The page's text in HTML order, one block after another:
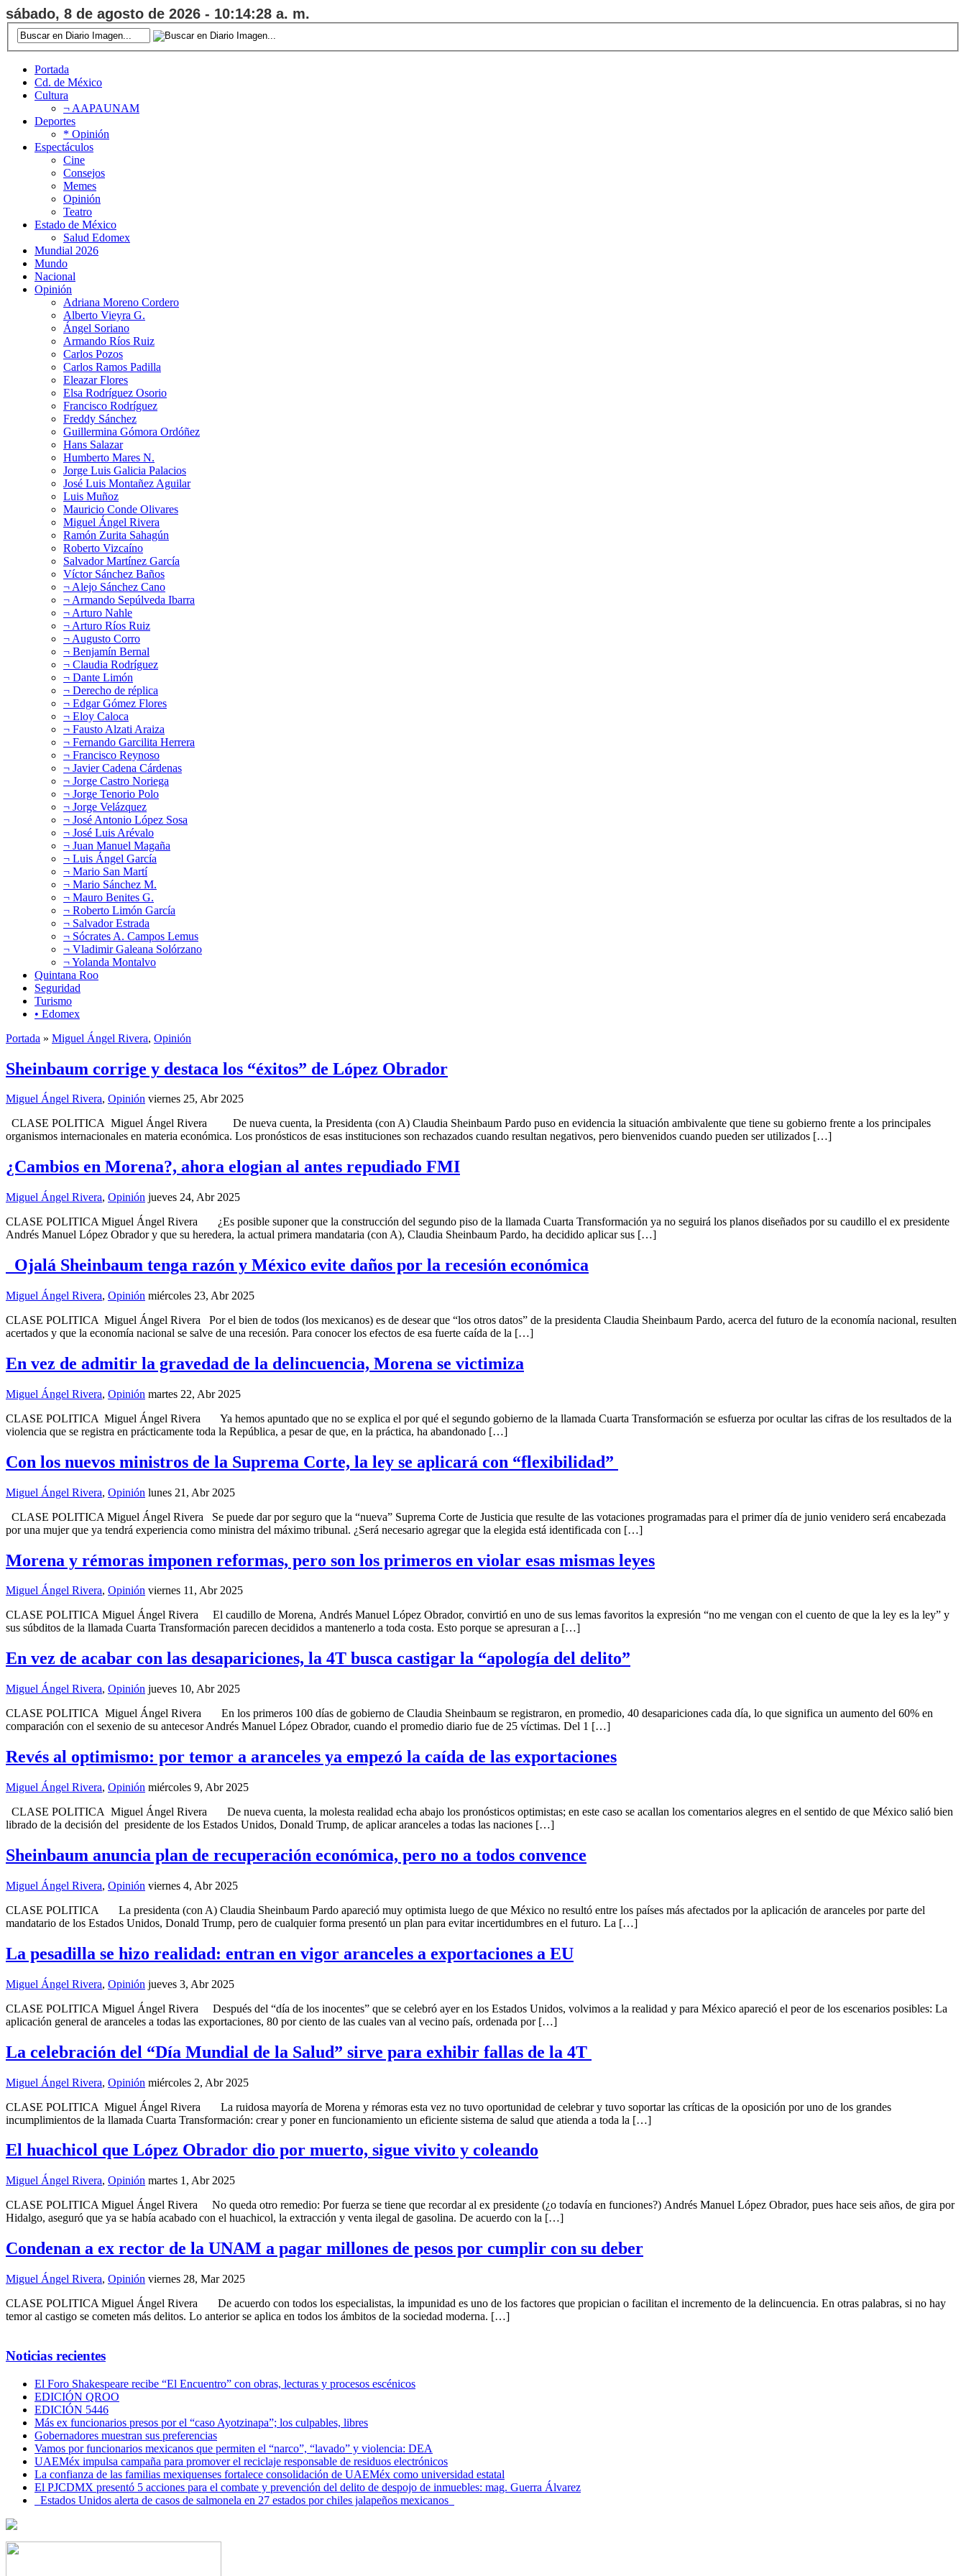
sábado, 8 de agosto de 2026 - 10:14:28 a. m.
Portada
Cd. de México
Cultura
¬ AAPAUNAM
Deportes
* Opinión
Espectáculos
Cine
Consejos
Memes
Opinión
Teatro
Estado de México
Salud Edomex
Mundial 2026
Mundo
Nacional
Opinión
Adriana Moreno Cordero
Alberto Vieyra G.
Ángel Soriano
Armando Ríos Ruiz
Carlos Pozos
Carlos Ramos Padilla
Eleazar Flores
Elsa Rodríguez Osorio
Francisco Rodríguez
Freddy Sánchez
Guillermina Gómora Ordóñez
Hans Salazar
Humberto Mares N.
Jorge Luis Galicia Palacios
José Luis Montañez Aguilar
Luis Muñoz
Mauricio Conde Olivares
Miguel Ángel Rivera
Ramón Zurita Sahagún
Roberto Vizcaíno
Salvador Martínez García
Víctor Sánchez Baños
¬ Alejo Sánchez Cano
¬ Armando Sepúlveda Ibarra
¬ Arturo Nahle
¬ Arturo Ríos Ruiz
¬ Augusto Corro
¬ Benjamín Bernal
¬ Claudia Rodríguez
¬ Dante Limón
¬ Derecho de réplica
¬ Edgar Gómez Flores
¬ Eloy Caloca
¬ Fausto Alzati Araiza
¬ Fernando Garcilita Herrera
¬ Francisco Reynoso
¬ Javier Cadena Cárdenas
¬ Jorge Castro Noriega
¬ Jorge Tenorio Polo
¬ Jorge Velázquez
¬ José Antonio López Sosa
¬ José Luis Arévalo
¬ Juan Manuel Magaña
¬ Luis Ángel García
¬ Mario San Martí
¬ Mario Sánchez M.
¬ Mauro Benites G.
¬ Roberto Limón García
¬ Salvador Estrada
¬ Sócrates A. Campos Lemus
¬ Vladimir Galeana Solórzano
¬ Yolanda Montalvo
Quintana Roo
Seguridad
Turismo
• Edomex
Portada » Miguel Ángel Rivera, Opinión
Sheinbaum corrige y destaca los “éxitos” de López Obrador
Miguel Ángel Rivera, Opinión viernes 25, Abr 2025
CLASE POLITICA Miguel Ángel Rivera De nueva cuenta, la Presidenta (con A) Claudia Sheinbaum Pardo puso en evidencia la situación ambivalente que tiene su gobierno frente a los principales
organismos internacionales en materia económica. Los pronósticos de esas instituciones son rechazados cuando resultan negativos, pero bienvenidos cuando pueden ser utilizados […]
¿Cambios en Morena?, ahora elogian al antes repudiado FMI
Miguel Ángel Rivera, Opinión jueves 24, Abr 2025
CLASE POLITICA Miguel Ángel Rivera ¿Es posible suponer que la construcción del segundo piso de la llamada Cuarta Transformación ya no seguirá los planos diseñados por su caudillo el ex presidente
Andrés Manuel López Obrador y que su heredera, la actual primera mandataria (con A), Claudia Sheinbaum Pardo, ha decidido aplicar sus […]
Ojalá Sheinbaum tenga razón y México evite daños por la recesión económica
Miguel Ángel Rivera, Opinión miércoles 23, Abr 2025
CLASE POLITICA Miguel Ángel Rivera Por el bien de todos (los mexicanos) es de desear que “los otros datos” de la presidenta Claudia Sheinbaum Pardo, acerca del futuro de la economía nacional, resulten
acertados y que la economía nacional se salve de una recesión. Para conocer los efectos de esa fuerte caída de la […]
En vez de admitir la gravedad de la delincuencia, Morena se victimiza
Miguel Ángel Rivera, Opinión martes 22, Abr 2025
CLASE POLITICA Miguel Ángel Rivera Ya hemos apuntado que no se explica el por qué el segundo gobierno de la llamada Cuarta Transformación se esfuerza por ocultar las cifras de los resultados de la
violencia que se registra en prácticamente toda la República, a pesar de que, en la práctica, ha abandonado […]
Con los nuevos ministros de la Suprema Corte, la ley se aplicará con “flexibilidad”
Miguel Ángel Rivera, Opinión lunes 21, Abr 2025
CLASE POLITICA Miguel Ángel Rivera Se puede dar por seguro que la “nueva” Suprema Corte de Justicia que resulte de las votaciones programadas para el primer día de junio venidero será encabezada
por una mujer que ya tendrá experiencia como ministra del máximo tribunal. ¿Será necesario agregar que la elegida está identificada con […]
Morena y rémoras imponen reformas, pero son los primeros en violar esas mismas leyes
Miguel Ángel Rivera, Opinión viernes 11, Abr 2025
CLASE POLITICA Miguel Ángel Rivera El caudillo de Morena, Andrés Manuel López Obrador, convirtió en uno de sus lemas favoritos la expresión “no me vengan con el cuento de que la ley es la ley” y
sus súbditos de la llamada Cuarta Transformación parecen decididos a mantenerlo a toda costa. Esto porque se apresuran a […]
En vez de acabar con las desapariciones, la 4T busca castigar la “apología del delito”
Miguel Ángel Rivera, Opinión jueves 10, Abr 2025
CLASE POLITICA Miguel Ángel Rivera En los primeros 100 días de gobierno de Claudia Sheinbaum se registraron, en promedio, 40 desapariciones cada día, lo que significa un aumento del 60% en
comparación con el sexenio de su antecesor Andrés Manuel López Obrador, cuando el promedio diario fue de 25 víctimas. Del 1 […]
Revés al optimismo: por temor a aranceles ya empezó la caída de las exportaciones
Miguel Ángel Rivera, Opinión miércoles 9, Abr 2025
CLASE POLITICA Miguel Ángel Rivera De nueva cuenta, la molesta realidad echa abajo los pronósticos optimistas; en este caso se acallan los comentarios alegres en el sentido de que México salió bien
librado de la decisión del presidente de los Estados Unidos, Donald Trump, de aplicar aranceles a todas las naciones […]
Sheinbaum anuncia plan de recuperación económica, pero no a todos convence
Miguel Ángel Rivera, Opinión viernes 4, Abr 2025
CLASE POLITICA La presidenta (con A) Claudia Sheinbaum Pardo apareció muy optimista luego de que México no resultó entre los países más afectados por la aplicación de aranceles por parte del
mandatario de los Estados Unidos, Donald Trump, pero de cualquier forma presentó un plan para evitar incertidumbres en el futuro. La […]
La pesadilla se hizo realidad: entran en vigor aranceles a exportaciones a EU
Miguel Ángel Rivera, Opinión jueves 3, Abr 2025
CLASE POLITICA Miguel Ángel Rivera Después del “día de los inocentes” que se celebró ayer en los Estados Unidos, volvimos a la realidad y para México apareció el peor de los escenarios posibles: La
aplicación general de aranceles a todas las exportaciones, 80 por ciento de las cuales van al vecino país, ordenada por […]
La celebración del “Día Mundial de la Salud” sirve para exhibir fallas de la 4T
Miguel Ángel Rivera, Opinión miércoles 2, Abr 2025
CLASE POLITICA Miguel Ángel Rivera La ruidosa mayoría de Morena y rémoras esta vez no tuvo oportunidad de celebrar y tuvo soportar las críticas de la oposición por uno de los grandes
incumplimientos de la llamada Cuarta Transformación: crear y poner en funcionamiento un eficiente sistema de salud que atienda a toda la […]
El huachicol que López Obrador dio por muerto, sigue vivito y coleando
Miguel Ángel Rivera, Opinión martes 1, Abr 2025
CLASE POLITICA Miguel Ángel Rivera No queda otro remedio: Por fuerza se tiene que recordar al ex presidente (¿o todavía en funciones?) Andrés Manuel López Obrador, pues hace seis años, de gira por
Hidalgo, aseguró que ya se había acabado con el huachicol, la extracción y venta ilegal de gasolina. De acuerdo con la […]
Condenan a ex rector de la UNAM a pagar millones de pesos por cumplir con su deber
Miguel Ángel Rivera, Opinión viernes 28, Mar 2025
CLASE POLITICA Miguel Ángel Rivera De acuerdo con todos los especialistas, la impunidad es uno de los factores que propician o facilitan el incremento de la delincuencia. En otras palabras, si no hay
temor al castigo se cometen más delitos. Lo anterior se aplica en todos los ámbitos de la sociedad moderna. […]
Noticias recientes
El Foro Shakespeare recibe “El Encuentro” con obras, lecturas y procesos escénicos
EDICIÓN QROO
EDICIÓN 5446
Más ex funcionarios presos por el “caso Ayotzinapa”; los culpables, libres
Gobernadores muestran sus preferencias
Vamos por funcionarios mexicanos que permiten el “narco”, “lavado” y violencia: DEA
UAEMéx impulsa campaña para promover el reciclaje responsable de residuos electrónicos
La confianza de las familias mexiquenses fortalece consolidación de UAEMéx como universidad estatal
El PJCDMX presentó 5 acciones para el combate y prevención del delito de despojo de inmuebles: mag. Guerra Álvarez
Estados Unidos alerta de casos de salmonela en 27 estados por chiles jalapeños mexicanos